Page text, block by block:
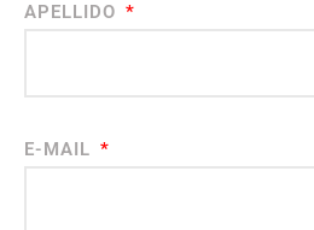
APELLIDO
E-MAIL